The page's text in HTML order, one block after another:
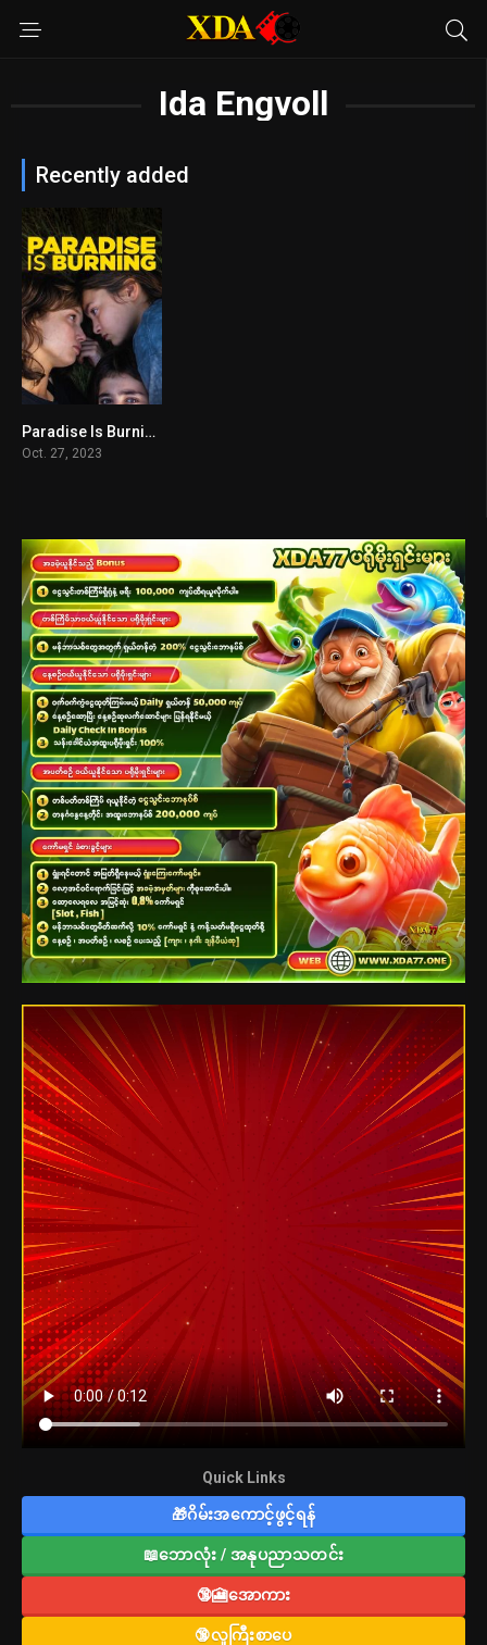
Ida Engvoll
Recently added
6.9
Paradise Is Burning
Oct. 27, 2023
Quick Links
🎁ဂိမ်းအကောင့်ဖွင့်ရန်
📖ဘောလုံး / အနုပညာသတင်း
🔞🎦အောကား
🔞လူကြီးစာပေ